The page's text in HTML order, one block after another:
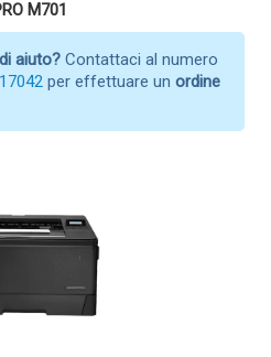
M701
aiuto? Contattaci al numero
per effettuare un ordine